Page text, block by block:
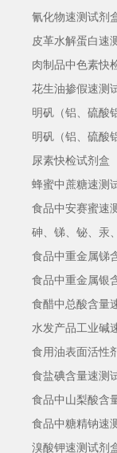
氰化物速测试剂
皮革水解蛋白速
肉制品中色素快
花生油掺假速测
明矾（铝、硫酸
明矾（铝、硫酸
尿素快检试剂盒
蜂蜜中蔗糖速测
食品中安赛蜜速
砷、锑、铋、汞
食品中重金属锑
食品中重金属银
食醋中总酸含量
水发产品工业碱
食用油表面活性
食盐碘含量速测
食品中山梨酸含
食品中糖精钠速
溴酸钾速测试剂